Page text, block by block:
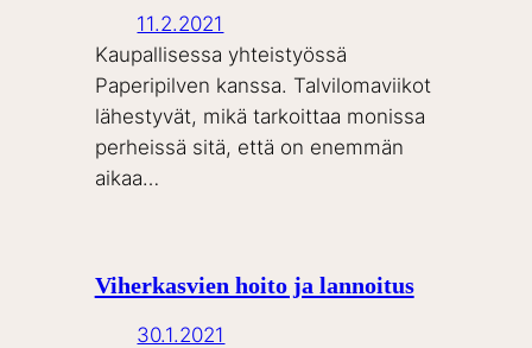
11.2.2021
Kaupallisessa yhteistyössä
Paperipilven kanssa. Talvilomaviikot
lähestyvät, mikä tarkoittaa monissa
perheissä sitä, että on enemmän
aikaa…
Viherkasvien hoito ja lannoitus
30.1.2021